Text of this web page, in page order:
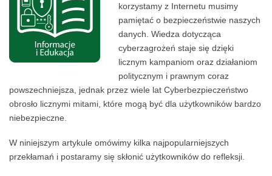
korzystamy z Internetu musimy
pamiętać o bezpieczeństwie naszych
danych. Wiedza dotycząca
cyberzagrożeń staje się dzięki
licznym kampaniom oraz działaniom
politycznym i prawnym coraz
powszechniejsza, jednak przez wiele lat Cyberbezpieczeństwo
obrosło licznymi mitami, które mogą być dla użytkowników bardzo
niebezpieczne.
W niniejszym artykule omówimy kilka najpopularniejszych
przekłamań i postaramy się skłonić użytkowników do refleksji.